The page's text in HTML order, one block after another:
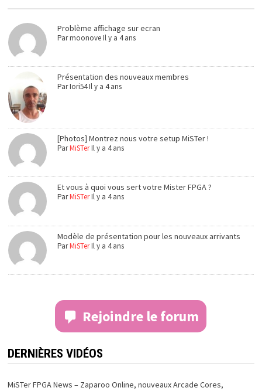
Problème affichage sur ecran
ParmoonoveIl y a 4 ans
Présentation des nouveaux membres
ParIori54Il y a 4 ans
[Photos] Montrez nous votre setup MiSTer !
ParMiSTerIl y a 4 ans
Et vous à quoi vous sert votre Mister FPGA ?
ParMiSTerIl y a 4 ans
Modèle de présentation pour les nouveaux arrivants
ParMiSTerIl y a 4 ans
Rejoindre le forum
DERNIÈRES VIDÉOS
MiSTer FPGA News – Zaparoo Online, nouveaux Arcade Cores,